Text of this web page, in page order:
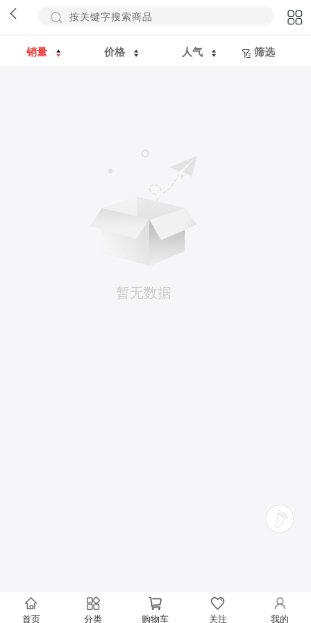
销量 价格 人气 筛选
暂无数据
首页 分类 购物车 关注 我的